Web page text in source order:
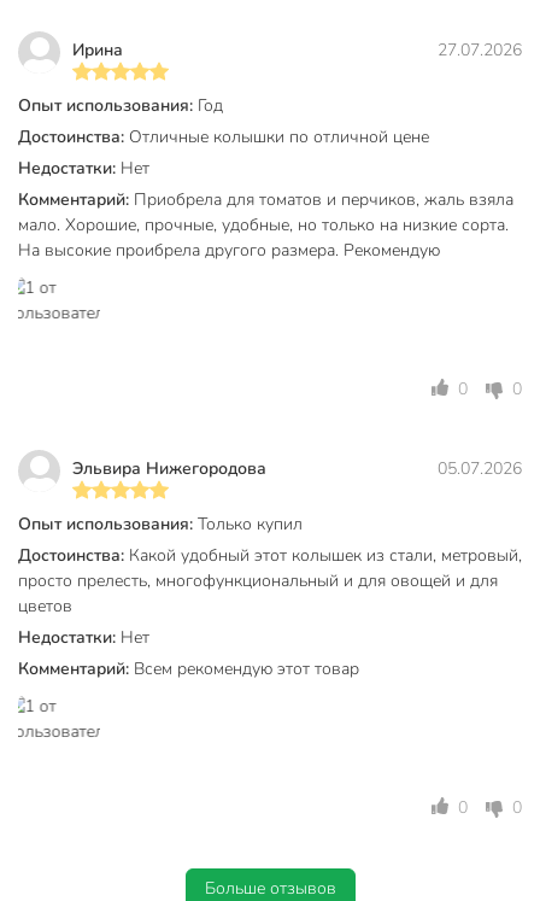
Ирина 27.07.2026
Опыт использования: Год
Достоинства: Отличные колышки по отличной цене
Недостатки: Нет
Комментарий: Приобрела для томатов и перчиков, жаль взяла
мало. Хорошие, прочные, удобные, но только на низкие сорта.
На высокие проибрела другого размера. Рекомендую
0 0
Эльвира Нижегородова 05.07.2026
Опыт использования: Только купил
Достоинства: Какой удобный этот колышек из стали, метровый,
просто прелесть, многофункциональный и для овощей и для
цветов
Недостатки: Нет
Комментарий: Всем рекомендую этот товар
0 0
Больше отзывов